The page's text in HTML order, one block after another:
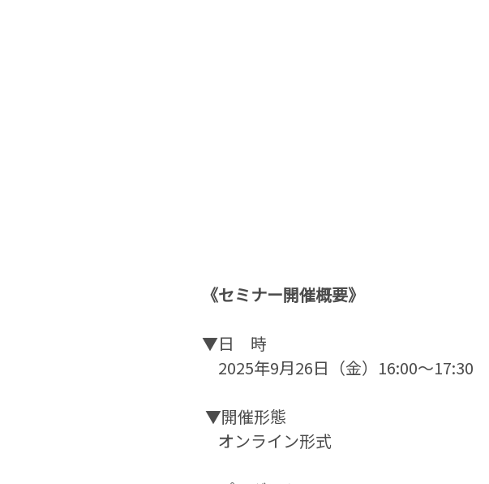
《​セミナー開催概要》
▼日　時
2025年9月26日（金）16:00〜17:30
▼開催形態
オンライン形式